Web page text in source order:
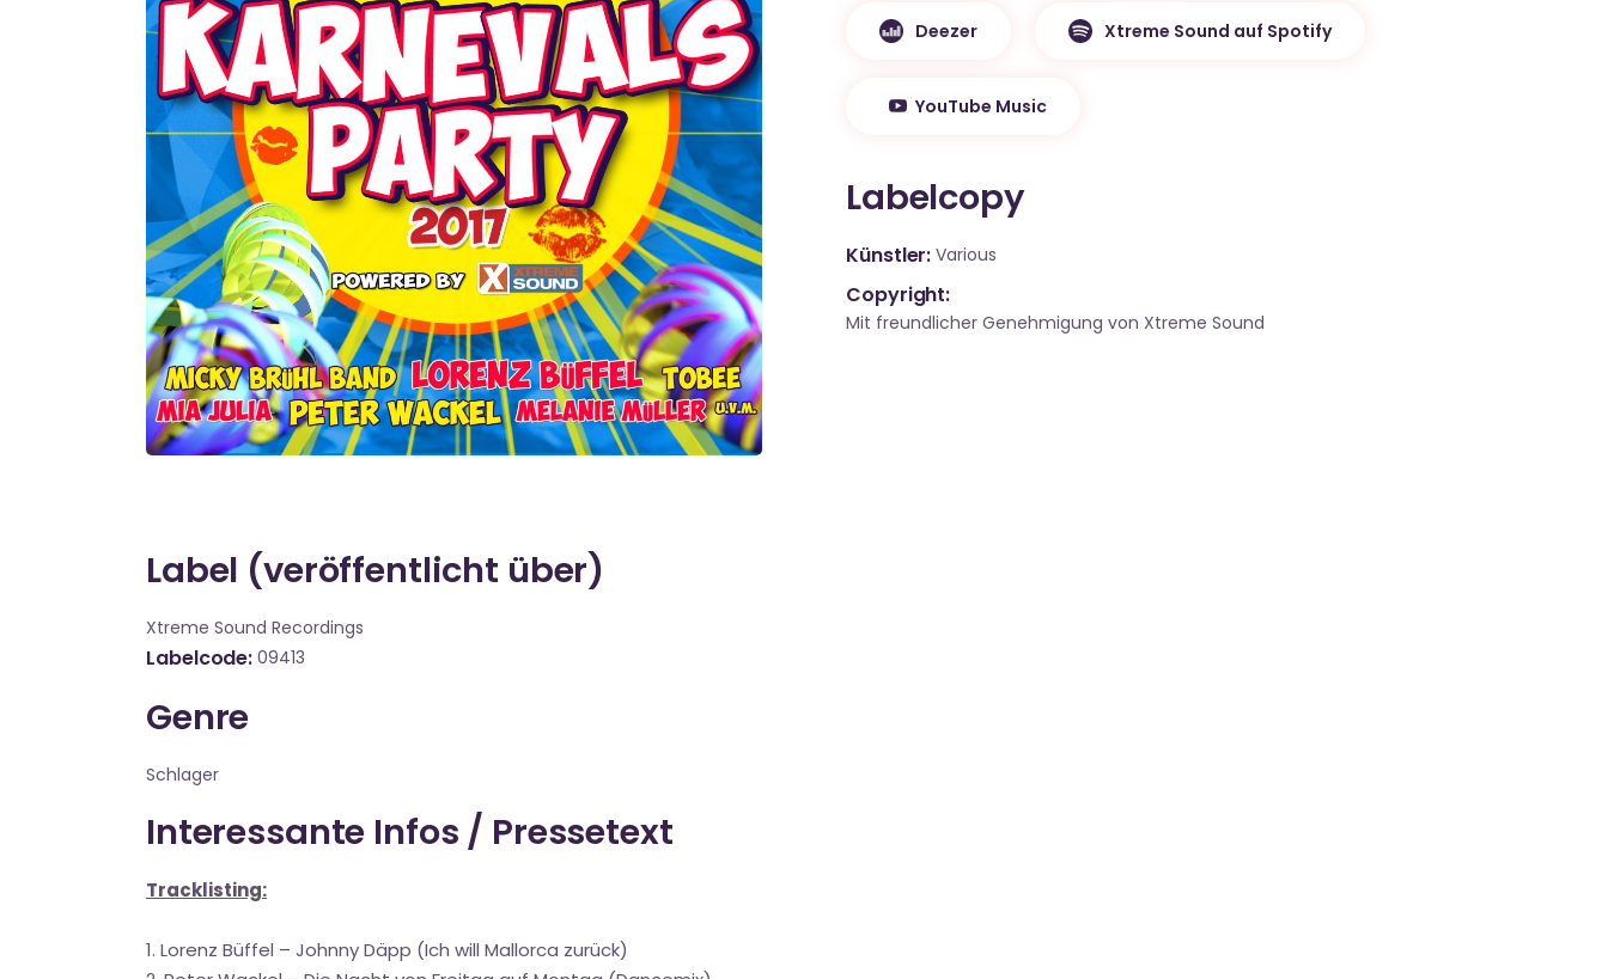
Deezer Xtreme Sound auf Spotify
YouTube Music
Labelcopy
Künstler Various
Copyright:
Mit freundlicher Genehmigung von Xtreme Sound
Label (veröffentlicht über)
Xtreme Sound Recordings
Labelcode 09413
Genre
Schlager
Interessante Infos / Pressetext
Tracklisting:
1. Lorenz Büffel – Johnny Däpp (Ich will Mallorca zurück)